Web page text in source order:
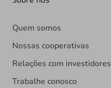
Quem somos
Nossas cooperativas
Relações com investidores
Trabalhe conosco